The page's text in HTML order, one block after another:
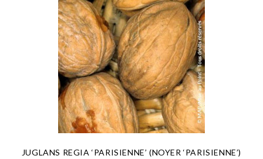
JUGLANS REGIA ‘PARISIENNE’ (NOYER ‘PARISIENNE’)